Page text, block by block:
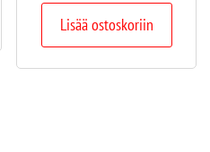
Lisää ostoskoriin